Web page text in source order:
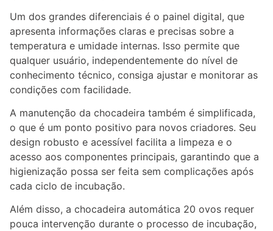
Um dos grandes diferenciais é o painel digital, que
apresenta informações claras e precisas sobre a
temperatura e umidade internas. Isso permite que
qualquer usuário, independentemente do nível de
conhecimento técnico, consiga ajustar e monitorar as
condições com facilidade.
A manutenção da chocadeira também é simplificada,
o que é um ponto positivo para novos criadores. Seu
design robusto e acessível facilita a limpeza e o
acesso aos componentes principais, garantindo que a
higienização possa ser feita sem complicações após
cada ciclo de incubação.
Além disso, a chocadeira automática 20 ovos requer
pouca intervenção durante o processo de incubação,